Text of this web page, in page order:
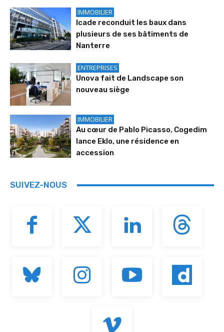
IMMOBILIER
Icade reconduit les baux dans
plusieurs de ses bâtiments de
Nanterre
ENTREPRISES
Unova fait de Landscape son
nouveau siège
IMMOBILIER
Au cœur de Pablo Picasso, Cogedim
lance Eklo, une résidence en
accession
SUIVEZ-NOUS